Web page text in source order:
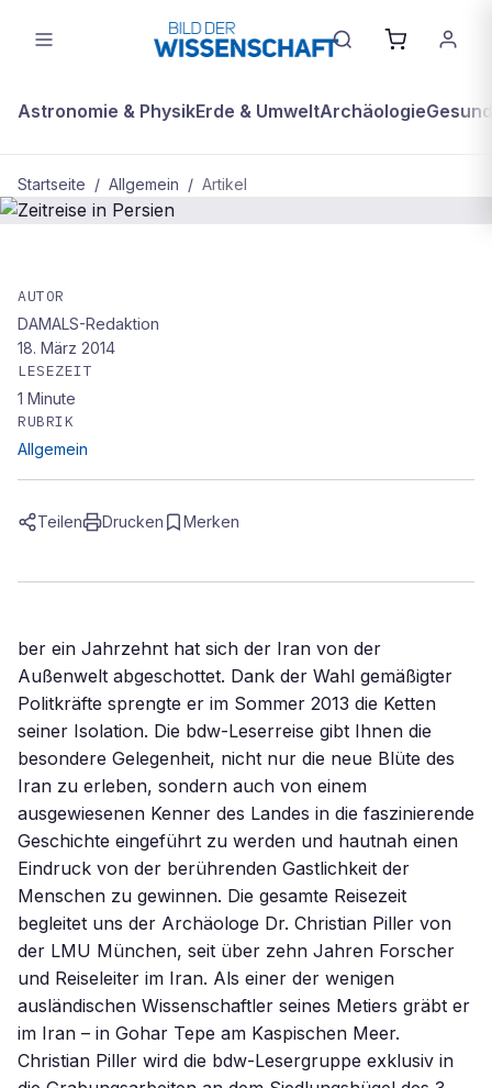
Astronomie & PhysikErde & UmweltArchäologie
Startseite / Allgemein / Artikel
Zeitreise in Persien
AUTOR
DAMALS-Redaktion
18. März 2014
LESEZEIT
1 Minute
RUBRIK
Allgemein
Teilen Drucken Merken
ber ein Jahrzehnt hat sich der Iran von der
Außenwelt abgeschottet. Dank der Wahl gemäßigter
Politkräfte sprengte er im Sommer 2013 die Ketten
seiner Isolation. Die bdw-Leserreise gibt Ihnen die
besondere Gelegenheit, nicht nur die neue Blüte des
Iran zu erleben, sondern auch von einem
ausgewiesenen Kenner des Landes in die faszinierende
Geschichte eingeführt zu werden und hautnah einen
Eindruck von der berührenden Gastlichkeit der
Menschen zu gewinnen. Die gesamte Reisezeit
begleitet uns der Archäologe Dr. Christian Piller von
der LMU München, seit über zehn Jahren Forscher
und Reiseleiter im Iran. Als einer der wenigen
ausländischen Wissenschaftler seines Metiers gräbt er
im Iran – in Gohar Tepe am Kaspischen Meer.
Christian Piller wird die bdw-Lesergruppe exklusiv in